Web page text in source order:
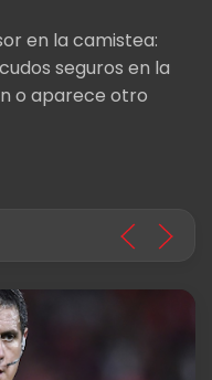
en la camistea:
seguros en la
o aparece otro